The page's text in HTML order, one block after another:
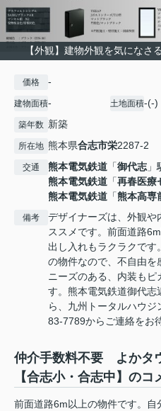
【外観】建物外観を気になさ
価格 -
建物面積- 土地面積-(-)
築年数 新築
所在地 熊本県合志市栄2287-2
交通 熊本電気鉄道 「御代志」
熊本電気鉄道 「再春医療
熊本電気鉄道 「熊本高専
備考
デザイナーズは、外観や
ススメです。前面道路
出し入れもラクラクで
の物件なので、不自由
ニーズのある、内装も
す。熊本電気鉄道御代志
ら、九州トータルハウ
83-7789からご連絡をお
仲介手数料不要 よかタ
【合志小・合志中】の
前面道路6m以上の物件です。自